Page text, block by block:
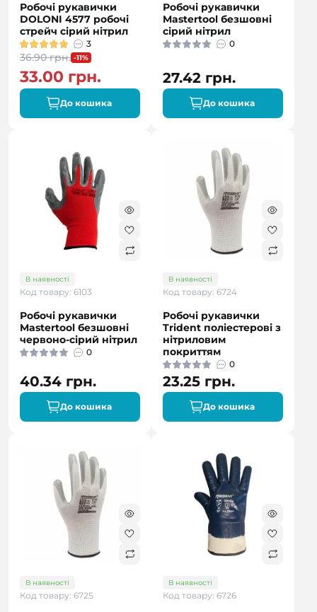
Робочі рукавички
DOLONI 4577 робочі
стрейч сірий нітрил
3
36.90 грн. -11%
33.00 грн.
До кошика
Робочі рукавички
Mastertool безшовні
сірий нітрил
0
27.42 грн.
До кошика
В наявності
Код товару: 6103
Робочі рукавички
Mastertool безшовні
червоно-сірий нітрил
0
40.34 грн.
До кошика
В наявності
Код товару: 6724
Робочі рукавички
Trident поліестерові з
нітриловим
покриттям
0
23.25 грн.
До кошика
В наявності
Код товару: 6725
В наявності
Код товару: 6726